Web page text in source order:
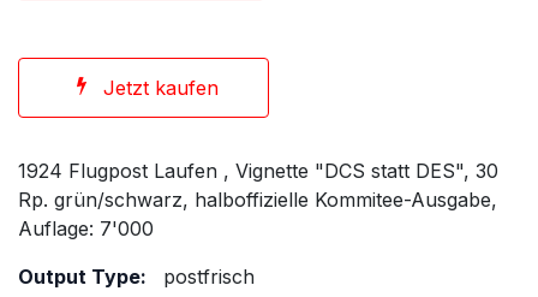
Jetzt kaufen
1924 Flugpost Laufen , Vignette "DCS statt DES", 30
Rp. grün/schwarz, halboffizielle Kommitee-Ausgabe,
Auflage: 7'000
Output Type:
postfrisch